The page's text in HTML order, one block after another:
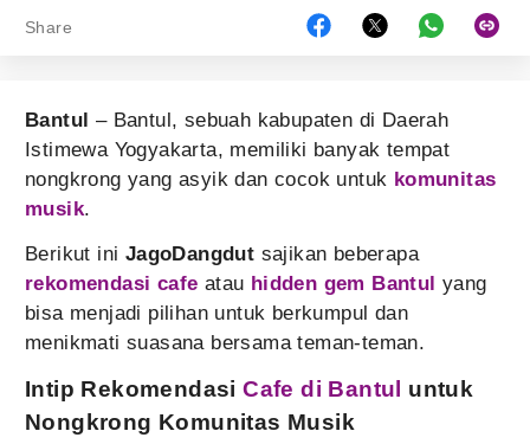
Share
Bantul – Bantul, sebuah kabupaten di Daerah
Istimewa Yogyakarta, memiliki banyak tempat
nongkrong yang asyik dan cocok untuk komunitas
musik.
Berikut ini JagoDangdut sajikan beberapa
rekomendasi cafe atau hidden gem Bantul yang
bisa menjadi pilihan untuk berkumpul dan
menikmati suasana bersama teman-teman.
Intip RekomendasiCafe di Bantul
untuk
Nongkrong Komunitas Musik